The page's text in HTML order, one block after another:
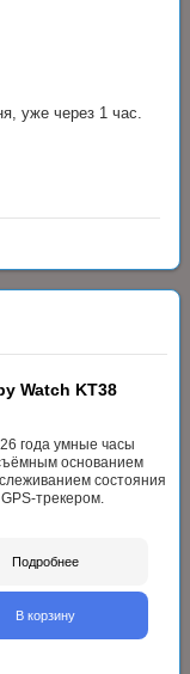
уже через 1 час.
Watch KT38
года умные часы
основанием
состояния
трекером.
Подробнее
В корзину